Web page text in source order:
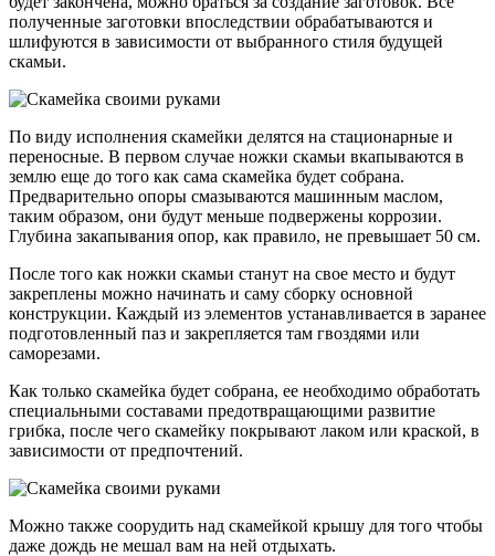
полученные заготовки впоследствии обрабатываются и
шлифуются в зависимости от выбранного стиля будущей
скамьи.
По виду исполнения скамейки делятся на стационарные и
переносные. В первом случае ножки скамьи вкапываются в
землю еще до того как сама скамейка будет собрана.
Предварительно опоры смазываются машинным маслом,
таким образом, они будут меньше подвержены коррозии.
Глубина закапывания опор, как правило, не превышает 50 см.
После того как ножки скамьи станут на свое место и будут
закреплены можно начинать и саму сборку основной
конструкции. Каждый из элементов устанавливается в заранее
подготовленный паз и закрепляется там гвоздями или
саморезами.
Как только скамейка будет собрана, ее необходимо обработать
специальными составами предотвращающими развитие
грибка, после чего скамейку покрывают лаком или краской, в
зависимости от предпочтений.
Можно также соорудить над скамейкой крышу для того чтобы
даже дождь не мешал вам на ней отдыхать.